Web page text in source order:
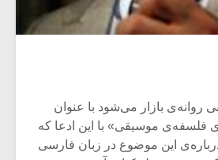
روانه‌ی بازار می‌شود با عنوان
فلسفه‌‌ی موسیقی» با این ادعا که
این موضوع در زبان فارسی